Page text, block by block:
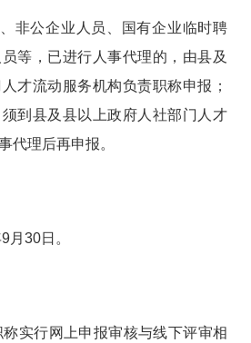
非公企业人员、国有企业临时聘
等，已进行人事代理的，由县及
才流动服务机构负责职称申报；
到县及县以上政府人社部门人才
代理后再申报。
月30日。
实行网上申报审核与线下评审相